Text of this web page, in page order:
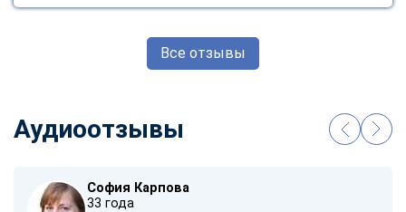
Все отзывы
Аудиоотзывы
София Карпова
33 года